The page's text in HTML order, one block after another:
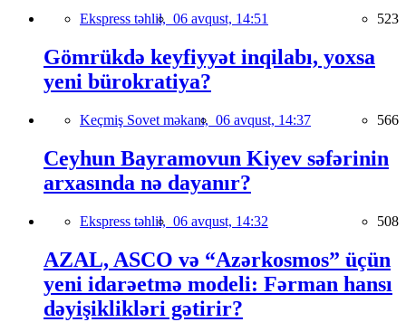
Ekspress təhlil, 06 avqust, 14:51 523
Gömrükdə keyfiyyət inqilabı, yoxsa
yeni bürokratiya?
Keçmiş Sovet məkanı, 06 avqust, 14:37 566
Ceyhun Bayramovun Kiyev səfərinin
arxasında nə dayanır?
Ekspress təhlil, 06 avqust, 14:32 508
AZAL, ASCO və “Azərkosmos” üçün
yeni idarəetmə modeli: Fərman hansı
dəyişiklikləri gətirir?